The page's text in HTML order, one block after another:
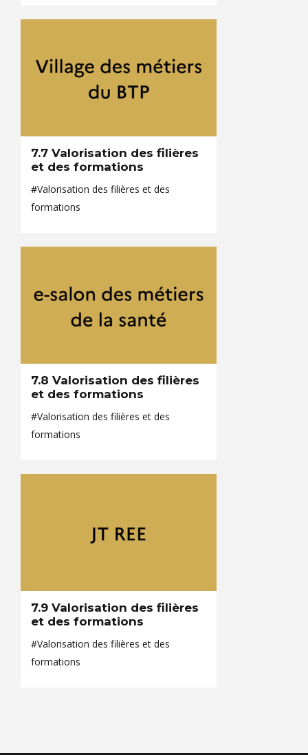
7.7 Valorisation des filières
et des formations
#Valorisation des filières et des
formations
7.8 Valorisation des filières
et des formations
#Valorisation des filières et des
formations
7.9 Valorisation des filières
et des formations
#Valorisation des filières et des
formations